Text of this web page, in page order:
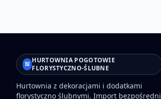
HURTOWNIA POGOTOWIE
FLORYSTYCZNO-ŚLUBNE
Hurtownia z dekoracjami i dodatkami
florystyczno ślubnymi. Import bezpośredni